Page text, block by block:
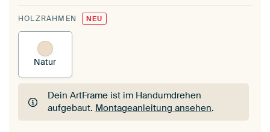
HOLZRAHMEN NEU
Natur
Dein ArtFrame ist im Handumdrehen
aufgebaut. Montageanleitung ansehen.